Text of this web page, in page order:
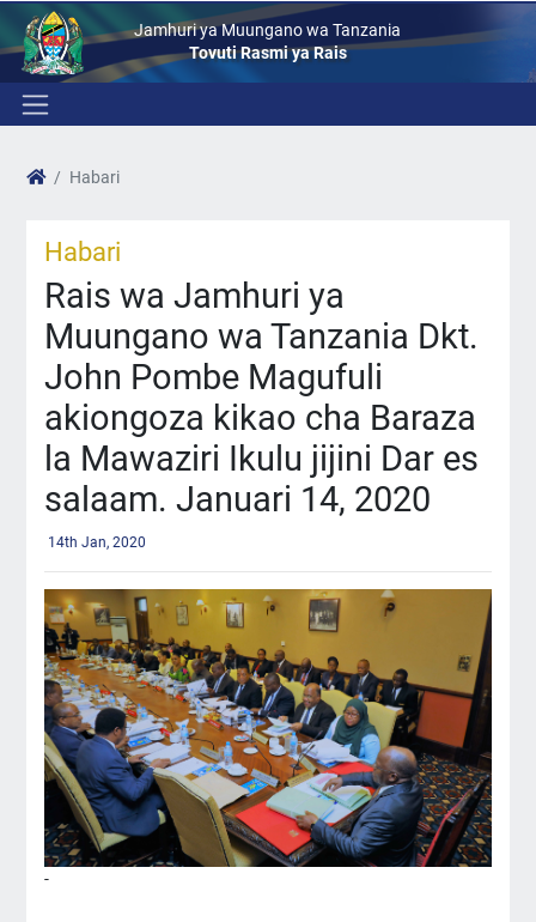
Jamhuri ya Muungano wa Tanzania
Tovuti Rasmi ya Rais
Habari
Habari
Rais wa Jamhuri ya
Muungano wa Tanzania Dkt.
John Pombe Magufuli
akiongoza kikao cha Baraza
la Mawaziri Ikulu jijini Dar es
salaam. Januari 14, 2020
14th Jan, 2020
-